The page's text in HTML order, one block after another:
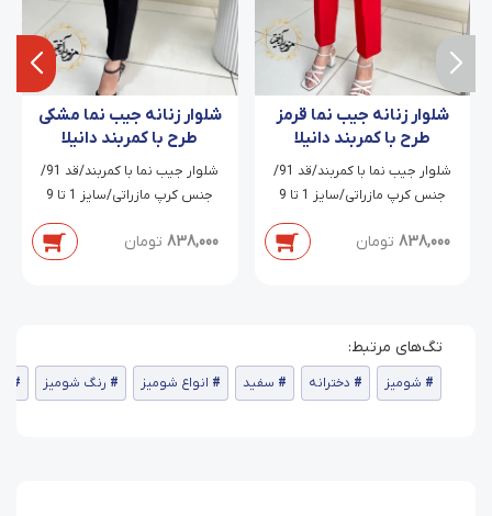
شلوار زنانه جیب نما قرمز
طرح با کمربند دانیلا
شلوار جیب نما با کمربند/قد 91/
جنس کرپ مازراتی/سایز 1 تا 9
838,000 تومان
شلوار زنانه جیب نما مشکی
طرح با کمربند دانیلا
شلوار جیب نما با کمربند/قد 91/
جنس کرپ مازراتی/سایز 1 تا 9
838,000 تومان
شومیز دخترانه سفید انواع شومیز رنگ شومیز